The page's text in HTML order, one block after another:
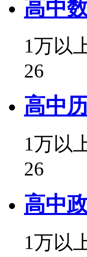
高中
1万以
26
高中
1万以
26
高中
1万以